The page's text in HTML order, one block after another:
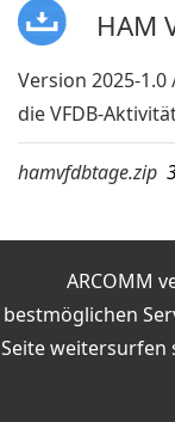
ARCOMM
bestmöglichen
Seite weitersurfen
HAM
Version 2025-
die VFDB-
hamvfdbtage.zip
HAM
Version 2025-